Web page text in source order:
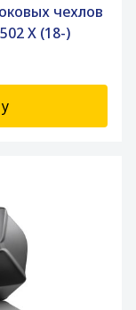
чехлов
X (18-)